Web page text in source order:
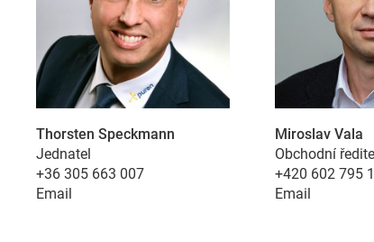
Thorsten Speckmann
Jednatel
+36 305 663 007
Email
Miroslav Vala
Obchodní ředitel
+420 602 795
Email